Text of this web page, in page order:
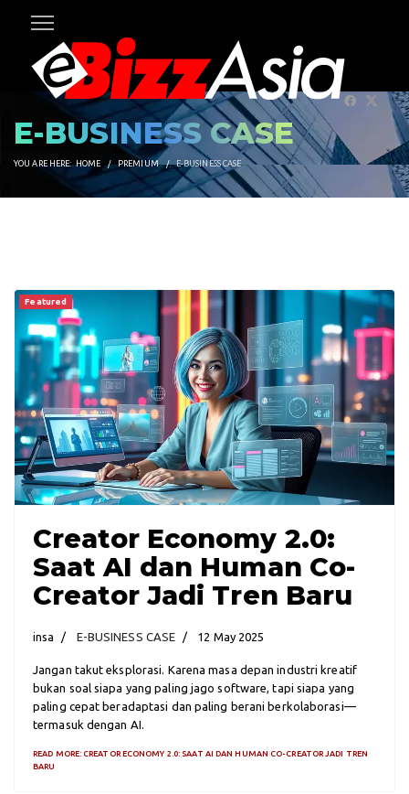
E-BUSINESS CASE
YOU ARE HERE:HOME PREMIUM E-BUSINESS CASE
Featured
Creator Economy 2.0:
Saat AI dan Human Co-
Creator Jadi Tren Baru
insa E-BUSINESS CASE 12 May 2025
Jangan takut eksplorasi. Karena masa depan industri kreatif
bukan soal siapa yang paling jago software, tapi siapa yang
paling cepat beradaptasi dan paling berani berkolaborasi—
termasuk dengan AI.
READ MORE: CREATOR ECONOMY 2.0: SAAT AI DAN HUMAN CO-CREATOR JADI TREN
BARU